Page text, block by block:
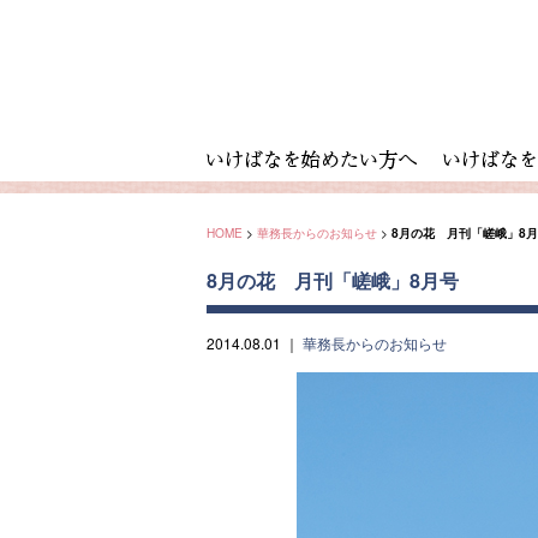
HOME > 華務長からのお知らせ > 8月の花 月刊「嵯峨」8
8月の花 月刊「嵯峨」8月号
2014.08.01 ｜ 華務長からのお知らせ